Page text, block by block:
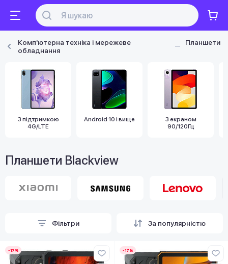
Комп'ютерна техніка і мережеве
обладнання
Планшети
З підтримкою
4G/LTE
Android 10 і вище
З екраном
90/120Гц
Планшети Blackview
Фільтри За популярністю
-17% -17%